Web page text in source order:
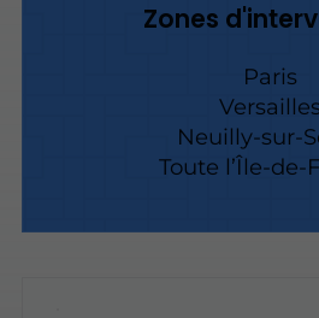
Zones
Paris
Neuilly-sur-
Toute l’Île-de-